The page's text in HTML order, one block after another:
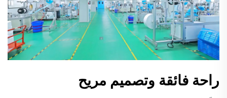
راحة فائقة وتصميم مريح